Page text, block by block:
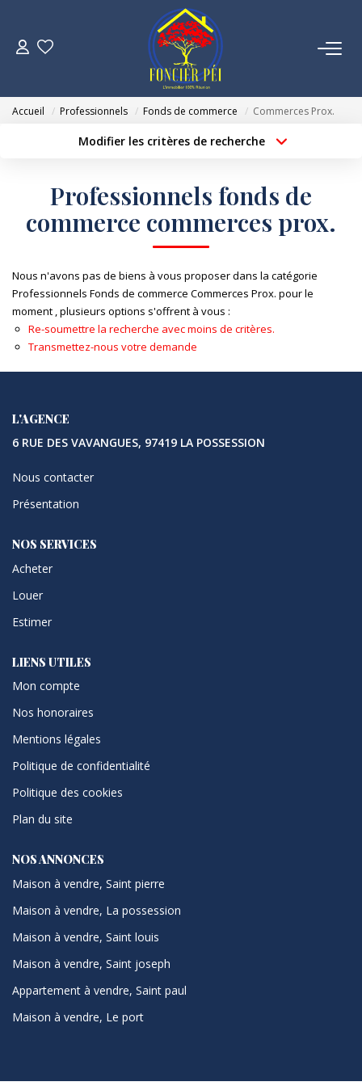
VENTES
NOUS REJOINDRE
CONTACT
Accueil Professionnels Fonds de commerce Commerces Prox.
Modifier les critères de recherche
Surface min Budget max
Professionnels fonds de
commerce commerces prox.
Nous n'avons pas de biens à vous proposer dans la catégorie
Professionnels Fonds de commerce Commerces Prox. pour le
moment , plusieurs options s'offrent à vous :
Re-soumettre la recherche avec moins de critères.
Transmettez-nous votre demande
L'AGENCE
6 RUE DES VAVANGUES, 97419 LA POSSESSION
Nous contacter
Présentation
NOS SERVICES
Acheter
Louer
Estimer
LIENS UTILES
Mon compte
Nos honoraires
Mentions légales
Politique de confidentialité
Politique des cookies
Plan du site
NOS ANNONCES
Maison à vendre, Saint pierre
Maison à vendre, La possession
Maison à vendre, Saint louis
Maison à vendre, Saint joseph
Appartement à vendre, Saint paul
Maison à vendre, Le port